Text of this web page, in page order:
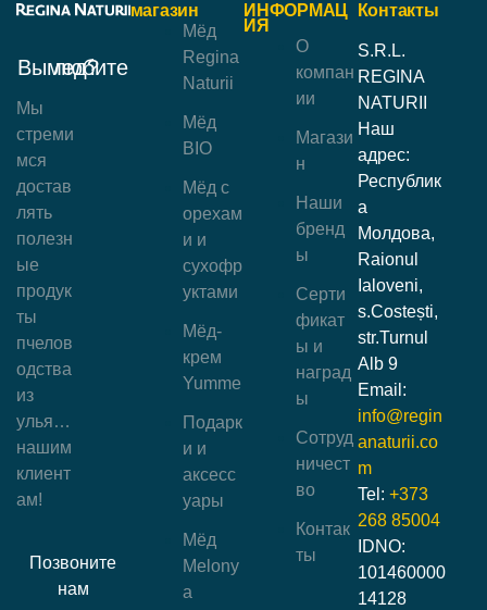
магазин
Мёд
Regina
Naturii
Мёд
BIO
Мёд с
орехам
и и
сухофр
уктами
Мёд-
крем
Yumme
Подарк
и и
аксесс
уары
Мёд
Melony
a
ИНФОРМАЦ
ИЯ
О
компан
ии
Магази
н
Наши
бренд
ы
Серти
фикат
ы и
наград
ы
Сотруд
ничест
во
Контак
ты
Вы любите мед?
Мы
стреми
мся
достав
лять
полезн
ые
продук
ты
пчелов
одства
из
улья…
нашим
клиент
ам!
Позвоните
нам
Контакты
S.R.L.
REGINA
NATURII
Наш
адрес:
Республик
а
Молдова,
Raionul
Ialoveni,
s.Costești,
str.Turnul
Alb 9
Email:
info@regin
anaturii.co
m
Tel: +373
268 85004
IDNO:
101460000
14128